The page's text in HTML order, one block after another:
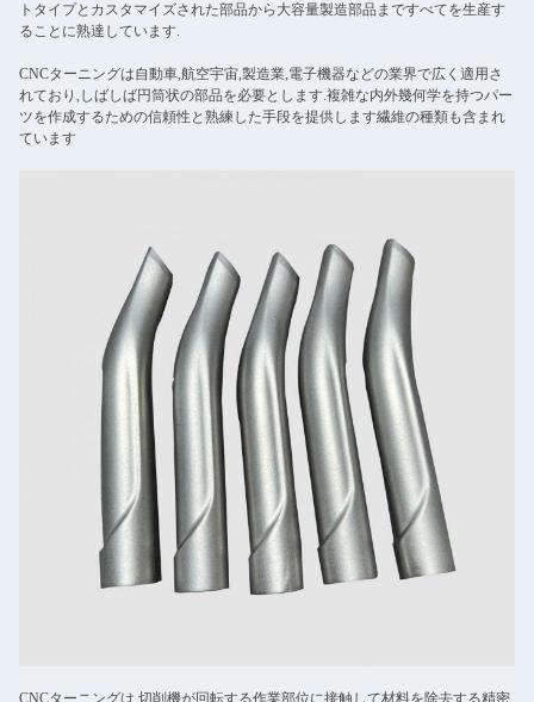
トタイプとカスタマイズされた部品から大容量製造部品まですべてを生産す
ることに熟達しています.
CNCターニングは自動車,航空宇宙,製造業,電子機器などの業界で広く適用さ
れており,しばしば円筒状の部品を必要とします.複雑な内外幾何学を持つパー
ツを作成するための信頼性と熟練した手段を提供します繊維の種類も含まれ
ています
CNCターニングは,切削機が回転する作業部位に接触して材料を除去する精密